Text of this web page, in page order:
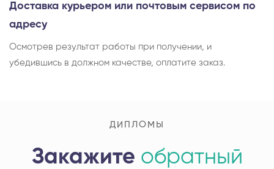
Доставка курьером или почтовым сервисом по
адресу
Осмотрев результат работы при получении, и
убедившись в должном качестве, оплатите заказ.
ДИПЛОМЫ
Закажите обратный